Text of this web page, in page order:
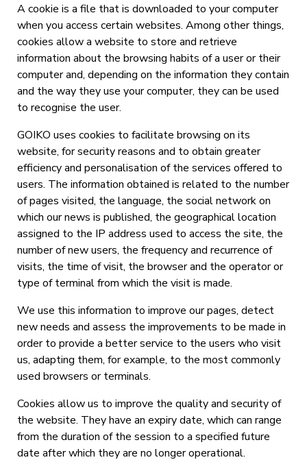
A cookie is a file that is downloaded to your computer
when you access certain websites. Among other things,
cookies allow a website to store and retrieve
information about the browsing habits of a user or their
computer and, depending on the information they contain
and the way they use your computer, they can be used
to recognise the user.
GOIKO uses cookies to facilitate browsing on its
website, for security reasons and to obtain greater
efficiency and personalisation of the services offered to
users. The information obtained is related to the number
of pages visited, the language, the social network on
which our news is published, the geographical location
assigned to the IP address used to access the site, the
number of new users, the frequency and recurrence of
visits, the time of visit, the browser and the operator or
type of terminal from which the visit is made.
We use this information to improve our pages, detect
new needs and assess the improvements to be made in
order to provide a better service to the users who visit
us, adapting them, for example, to the most commonly
used browsers or terminals.
Cookies allow us to improve the quality and security of
the website. They have an expiry date, which can range
from the duration of the session to a specified future
date after which they are no longer operational.